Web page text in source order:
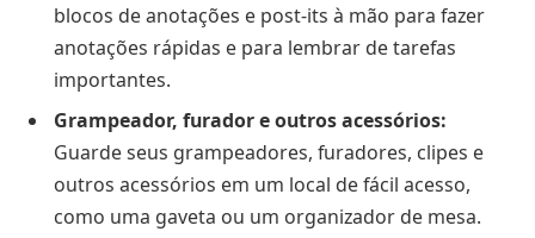
blocos de anotações e post-its à mão para fazer
anotações rápidas e para lembrar de tarefas
importantes.
Grampeador, furador e outros acessórios:
Guarde seus grampeadores, furadores, clipes e
outros acessórios em um local de fácil acesso,
como uma gaveta ou um organizador de mesa.